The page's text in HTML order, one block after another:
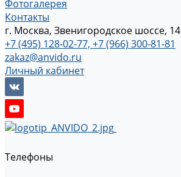
Фотогалерея
Контакты
г. Москва, Звенигородское шоссе, 14
+7 (495) 128-02-77, +7 (966) 300-81-81
zakaz@anvido.ru
Личный кабинет
Телефоны